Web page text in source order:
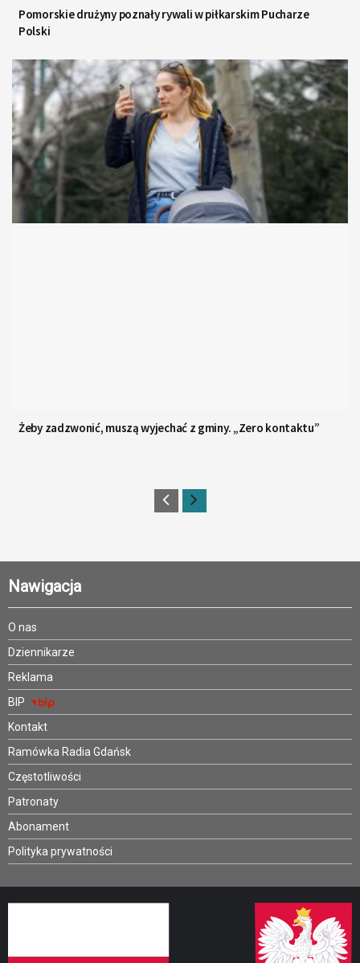
Pomorskie drużyny poznały rywali w piłkarskim Pucharze
Polski
Żeby zadzwonić, muszą wyjechać z gminy. „Zero kontaktu”
Nawigacja
O nas
Dziennikarze
Reklama
BIP
Kontakt
Ramówka Radia Gdańsk
Częstotliwości
Patronaty
Abonament
Polityka prywatności